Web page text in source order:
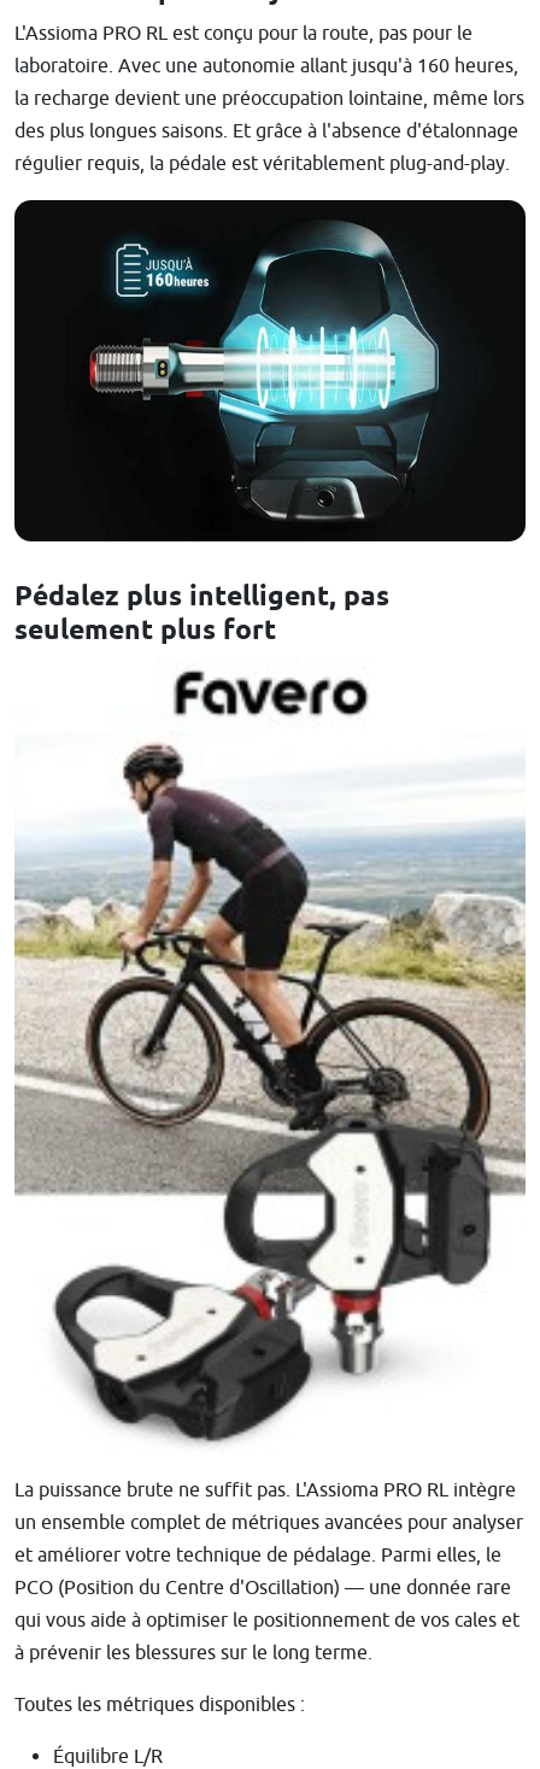
L'Assioma PRO RL est conçu pour la route, pas pour le
laboratoire. Avec une autonomie allant jusqu'à 160 heures,
la recharge devient une préoccupation lointaine, même lors
des plus longues saisons. Et grâce à l'absence d'étalonnage
régulier requis, la pédale est véritablement plug-and-play.
Pédalez plus intelligent, pas
seulement plus fort
La puissance brute ne suffit pas. L'Assioma PRO RL intègre
un ensemble complet de métriques avancées pour analyser
et améliorer votre technique de pédalage. Parmi elles, le
PCO (Position du Centre d'Oscillation) — une donnée rare
qui vous aide à optimiser le positionnement de vos cales et
à prévenir les blessures sur le long terme.
Toutes les métriques disponibles :
Équilibre L/R